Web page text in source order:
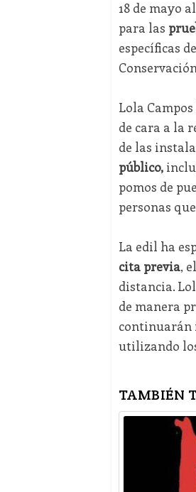
18 de mayo
para las
específicas
Lola
de cara a la
de las
público,
pomos de
personas
La edil ha
cita previa,
distancia.
de manera
continuarán
utilizando
TAMBIÉN